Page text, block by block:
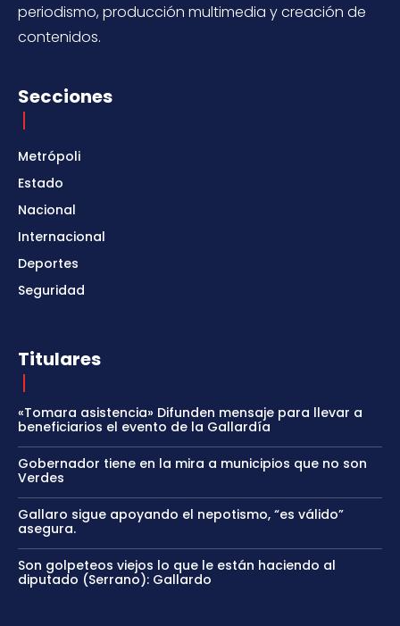
periodismo, producción multimedia y creación de
contenidos.
Secciones
Metrópoli
Estado
Nacional
Internacional
Deportes
Seguridad
Titulares
«Tomara asistencia» Difunden mensaje para llevar a
beneficiarios el evento de la Gallardía
Gobernador tiene en la mira a municipios que no son
Verdes
Gallaro sigue apoyando el nepotismo, “es válido”
asegura.
Son golpeteos viejos lo que le están haciendo al
diputado (Serrano): Gallardo